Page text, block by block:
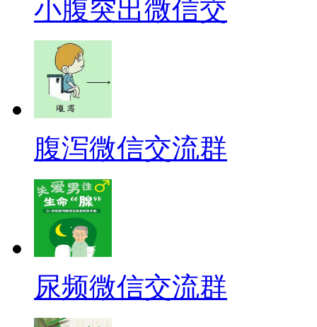
小腹突出微信交
腹泻微信交流群
尿频微信交流群